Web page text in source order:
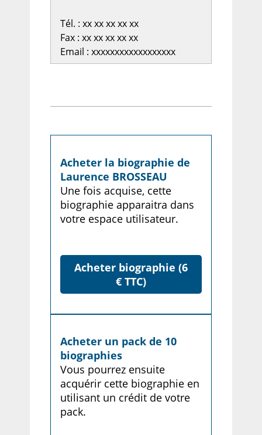
Tél. : xx xx xx xx xx
Fax : xx xx xx xx xx
Email : xxxxxxxxxxxxxxxxxx
Acheter la biographie de
Laurence BROSSEAU
Une fois acquise, cette
biographie apparaitra dans
votre espace utilisateur.
Acheter biographie (6
€ TTC)
Acheter un pack de 10
biographies
Vous pourrez ensuite
acquérir cette biographie en
utilisant un crédit de votre
pack.